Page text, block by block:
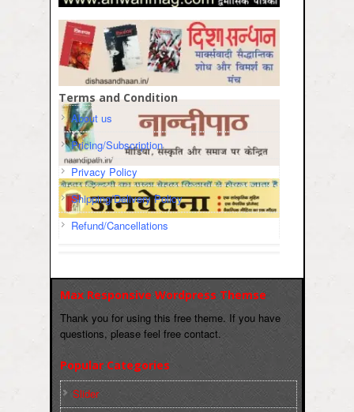
Terms and Condition
About us
Pricing/Subscription
Privacy Policy
Shipping/Delivery Policy
Refund/Cancellations
Max Responsive Wordpress Themse
Thank you for using this free theme. If you have
questions, please feel free contact.
Popular Categories
Slider